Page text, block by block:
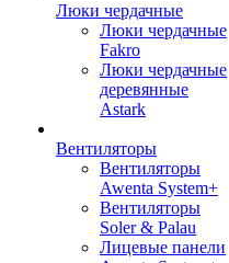
Люки чердачные
Люки чердачные
Fakro
Люки чердачные
деревянные
Astark
Вентиляторы
Вентиляторы
Awenta System+
Вентиляторы
Soler & Palau
Лицевые панели